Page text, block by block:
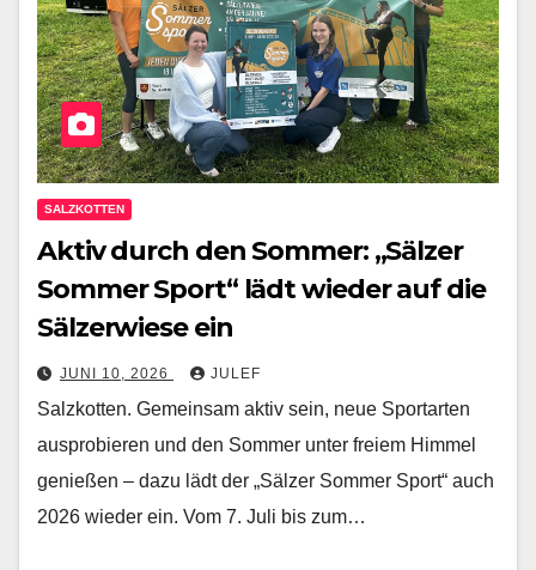
SALZKOTTEN
Aktiv durch den Sommer: „Sälzer
Sommer Sport“ lädt wieder auf die
Sälzerwiese ein
JUNI 10, 2026 JULEF
Salzkotten. Gemeinsam aktiv sein, neue Sportarten
ausprobieren und den Sommer unter freiem Himmel
genießen – dazu lädt der „Sälzer Sommer Sport“ auch
2026 wieder ein. Vom 7. Juli bis zum…